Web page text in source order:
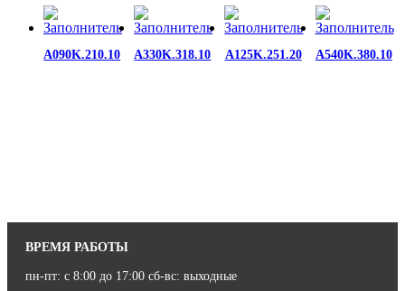
A090K.210.10 A330K.318.10 A125K.251.20 A540K.380.10
ВРЕМЯ РАБОТЫ
пн-пт: с 8:00 до 17:00 сб-вс: выходные